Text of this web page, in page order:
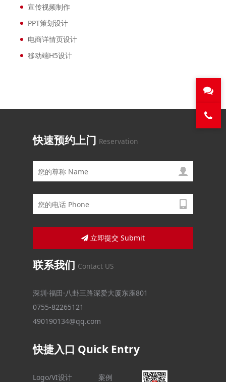
宣传视频制作
PPT策划设计
电商详情页设计
移动端H5设计
快速预约上门 Reservation
立即提交 Submit
联系我们 Contact US
深圳·福田·八卦三路深爱大厦东座801
0755-82265121
490190134@qq.com
快捷入口 Quick Entry
Logo/VI设计 案例